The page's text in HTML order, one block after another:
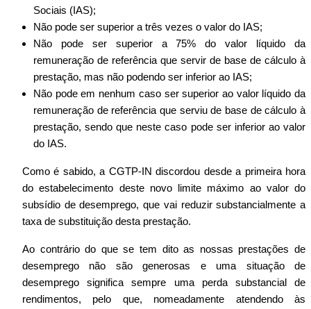
Sociais (IAS);
Não pode ser superior a três vezes o valor do IAS;
Não pode ser superior a 75% do valor líquido da
remuneração de referência que servir de base de cálculo à
prestação, mas não podendo ser inferior ao IAS;
Não pode em nenhum caso ser superior ao valor líquido da
remuneração de referência que serviu de base de cálculo à
prestação, sendo que neste caso pode ser inferior ao valor
do IAS.
Como é sabido, a CGTP-IN discordou desde a primeira hora
do estabelecimento deste novo limite máximo ao valor do
subsídio de desemprego, que vai reduzir substancialmente a
taxa de substituição desta prestação.
Ao contrário do que se tem dito as nossas prestações de
desemprego não são generosas e uma situação de
desemprego significa sempre uma perda substancial de
rendimentos, pelo que, nomeadamente atendendo às